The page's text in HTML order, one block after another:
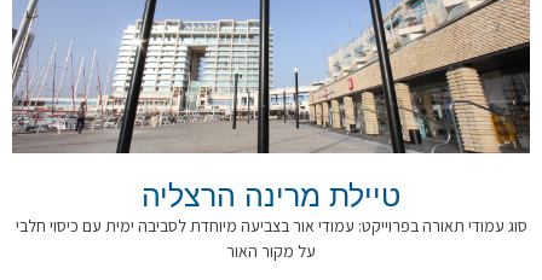
טיילת מרינה הרצליה
סוג עמודי תאורה בפרוייקט: עמודי אור בצביעה מיוחדת לסביבה ימית עם כיסוי חלבי
על מקור האור